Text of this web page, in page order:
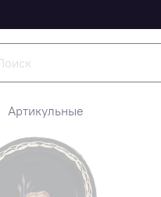
Артикульные